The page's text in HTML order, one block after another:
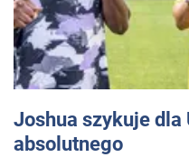
Joshua szykuje dla
absolutnego